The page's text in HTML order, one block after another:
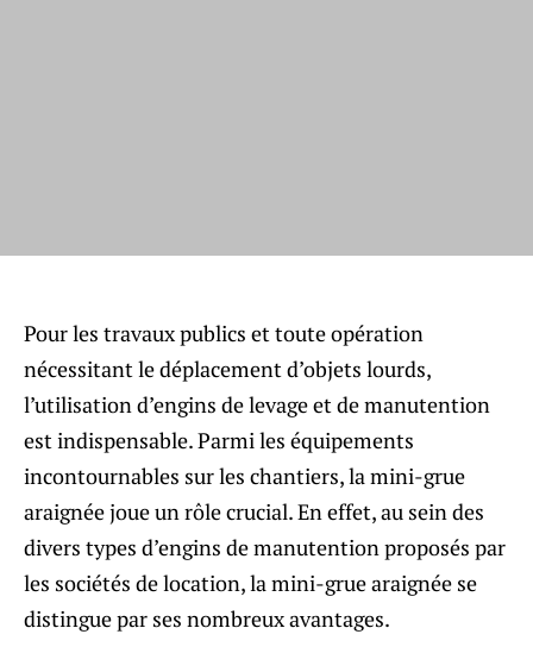
Pour les travaux publics et toute opération
nécessitant le déplacement d’objets lourds,
l’utilisation d’engins de levage et de manutention
est indispensable. Parmi les équipements
incontournables sur les chantiers, la mini-grue
araignée joue un rôle crucial. En effet, au sein des
divers types d’engins de manutention proposés par
les sociétés de location, la mini-grue araignée se
distingue par ses nombreux avantages.